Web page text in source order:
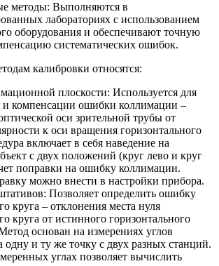
методы: Выполняются в
лабораториях с использованием
оборудования и обеспечивают точную
систематических ошибок.
калибровки относятся:
плоскости: Используется для
и компенсации ошибки коллимации –
оси зрительной трубы от
к оси вращения горизонтального
включает в себя наведение на
с двух положений (круг лево и круг
поправки на ошибку коллимации.
можно внести в настройки прибора.
Позволяет определить ошибку
круга – отклонения места нуля
круга от истинного горизонтального
основан на измерениях углов
одну и ту же точку с двух разных станций.
углах позволяет вычислить